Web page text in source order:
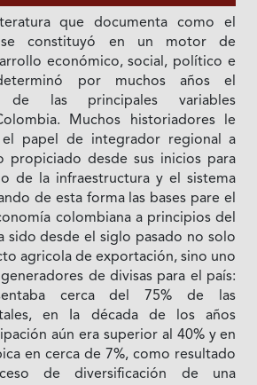
que documenta como el
constituyó en un motor de
económico, social, político e
por muchos años el
de las principales variables
Muchos historiadores le
papel de integrador regional a
propiciado desde sus inicios para
de la infraestructura y el sistema
de esta forma las bases pare el
colombiana a principios del
sido desde el siglo pasado no solo
agricola de exportación, sino uno
de divisas para el país:
cerca del 75% de las
en Ia década de los años
aún era superior al 40% y en
en cerca de 7%, como resultado
de diversificación de una